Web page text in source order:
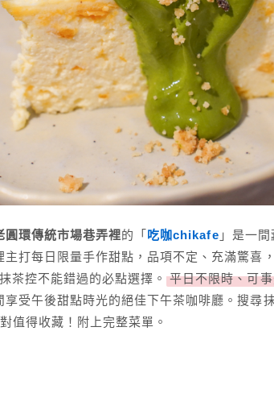
圓環傳統市場巷弄裡的「 吃咖chikafe 」是一
打每日限量手作甜點，品項不定、充滿驚喜
茶控不能錯過的必點選擇。 平日不限時、可
受午後甜點時光的絕佳下午茶咖啡廳。搜尋
值得收藏！附上完整菜單。